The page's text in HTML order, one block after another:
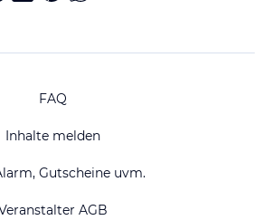
FAQ
Inhalte melden
Gutscheine uvm.
AGB